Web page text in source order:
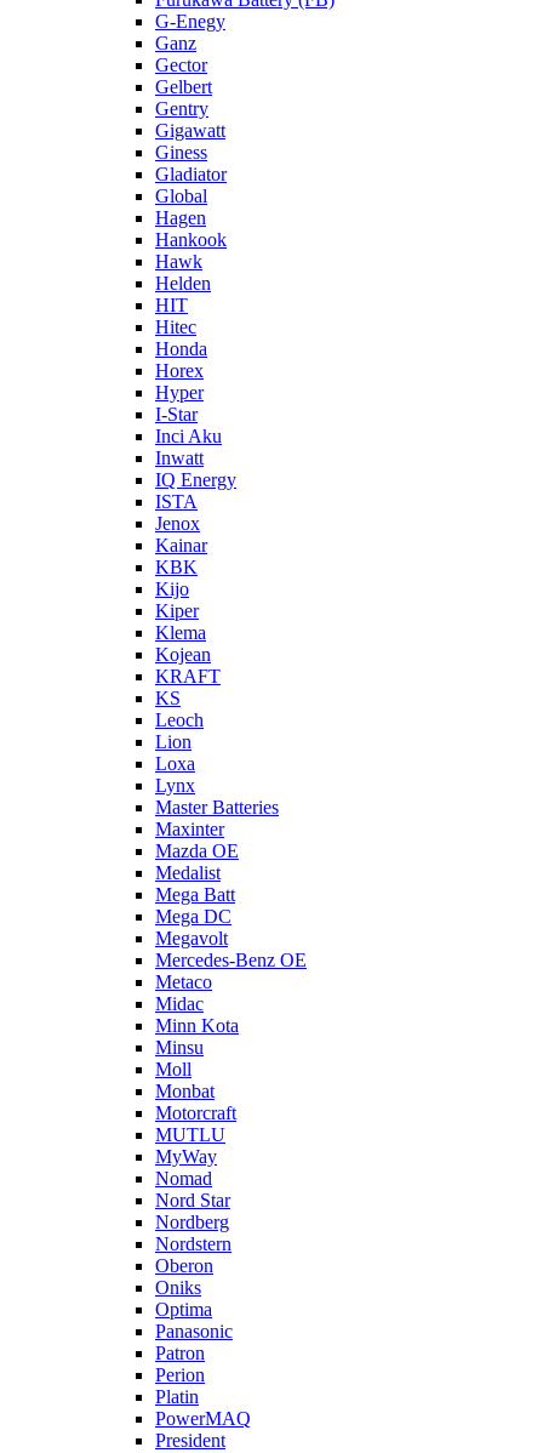
G-Enegy
Ganz
Gector
Gelbert
Gentry
Gigawatt
Giness
Gladiator
Global
Hagen
Hankook
Hawk
Helden
HIT
Hitec
Honda
Horex
Hyper
I-Star
Inci Aku
Inwatt
IQ Energy
ISTA
Jenox
Kainar
KBK
Kijo
Kiper
Klema
Kojean
KRAFT
KS
Leoch
Lion
Loxa
Lynx
Master Batteries
Maxinter
Mazda OE
Medalist
Mega Batt
Mega DC
Megavolt
Mercedes-Benz OE
Metaco
Midac
Minn Kota
Minsu
Moll
Monbat
Motorcraft
MUTLU
MyWay
Nomad
Nord Star
Nordberg
Nordstern
Oberon
Oniks
Optima
Panasonic
Patron
Perion
Platin
PowerMAQ
President